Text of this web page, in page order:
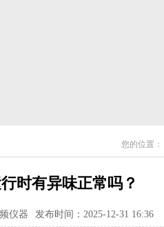
您的位置：
时有异味正常吗？
仪器 发布时间：2025-12-31 16:36